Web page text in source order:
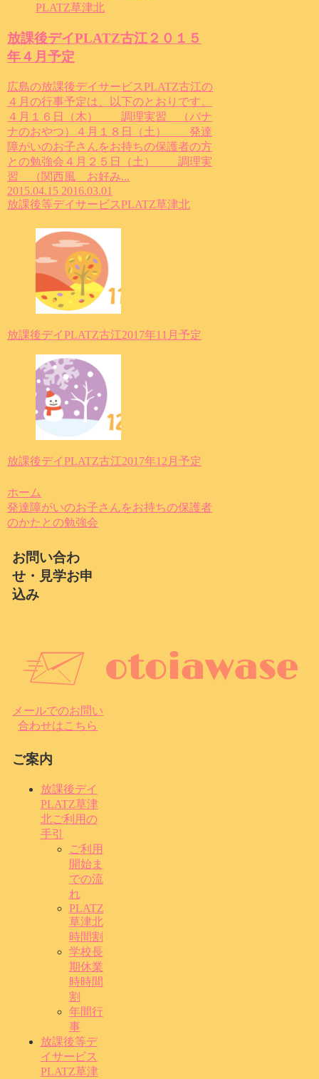
PLATZ草津北
放課後デイPLATZ古江２０１５
年４月予定
広島の放課後デイサービスPLATZ古江の
４月の行事予定は、以下のとおりです。
４月１６日（木） 調理実習 （バナ
ナのおやつ）４月１８日（土） 発達
障がいのお子さんをお持ちの保護者の方
との勉強会４月２５日（土） 調理実
習 （関西風 お好み...
2015.04.15 2016.03.01
放課後等デイサービスPLATZ草津北
放課後デイPLATZ古江2017年11月予定
放課後デイPLATZ古江2017年12月予定
ホーム
発達障がいのお子さんをお持ちの保護者
のかたとの勉強会
お問い合わ
せ・見学お申
込み
メールでのお問い
合わせはこちら
ご案内
放課後デイ
PLATZ草津
北ご利用の
手引
ご利用
開始ま
での流
れ
PLATZ
草津北
時間割
学校長
期休業
時時間
割
年間行
事
放課後等デ
イサービス
PLATZ草津